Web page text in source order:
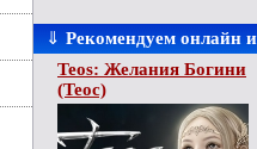
⇓ Рекомендуем онлайн
Teos: Желания Богини
(Теос)